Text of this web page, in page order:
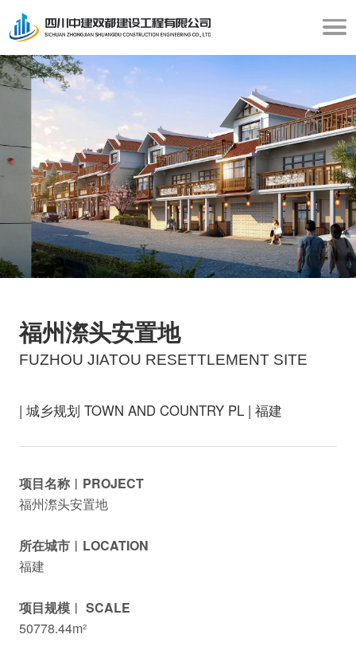
福州漈头安置地
FUZHOU JIATOU RESETTLEMENT SITE
| 城乡规划 TOWN AND COUNTRY PL | 福建
项目名称︱PROJECT
福州漈头安置地
所在城市︱LOCATION
福建
项目规模︱ SCALE
50778.44m²